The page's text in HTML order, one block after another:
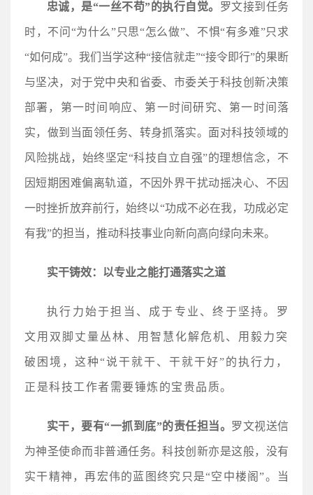
忠诚，是“一丝不苟”的执行自觉。 罗文接到任务
时，不问“为什么”只思“怎么做”、不惧“有多难”只求
“如何成”。我们当学这种“接信就走”“接令即行”的果断
与坚决，对于党中央和省委、市委关于科技创新决策
部署，第一时间响应、第一时间研究、第一时间落
实，做到当面领任务、转身抓落实。面对科技领域的
风险挑战，始终坚定“科技自立自强”的理想信念，不
因短期困难偏离轨道，不因外界干扰动摇决心、不因
一时挫折放弃前行，始终以“功成不必在我，功成必定
有我”的担当，推动科技事业向新向高向绿向未来。
实干铸效：以专业之能打通落实之道
执行力始于担当、成于专业、终于坚持。罗
文用双脚丈量丛林、用智慧化解危机、用毅力突
破困境，这种“说干就干、干就干好”的执行力，
正是科技工作者需要锤炼的宝贵品质。
实干，要有“一抓到底”的责任担当。 罗文视送信
为神圣使命而非普通任务。科技创新亦是这般，没有
实干精神，再宏伟的蓝图终究只是“空中楼阁”。当